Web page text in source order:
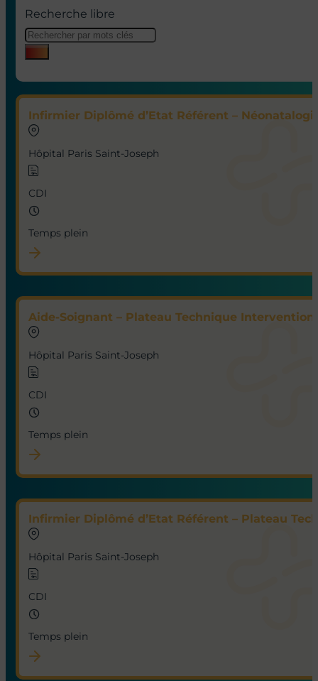
Recherche libre
Infirmier Diplômé d’Etat Référent –
Hôpital Paris Saint-Joseph
CDI
Temps plein
Aide-Soignant – Plateau Technique
Hôpital Paris Saint-Joseph
CDI
Temps plein
Infirmier Diplômé d’Etat Référent – Plateau
Hôpital Paris Saint-Joseph
CDI
Temps plein